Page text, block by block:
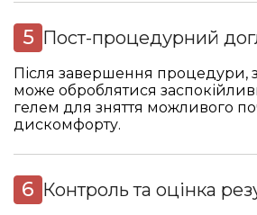
Пост-процедурний
Після завершення процедури,
може оброблятися
гелем для зняття можливого
дискомфорту.
Контроль та оцінка